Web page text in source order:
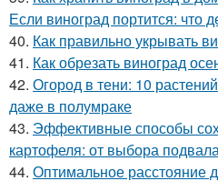
Если виноград портится: что
40. Как правильно укрывать
41. Как обрезать виноград
42. Огород в тени: 10
даже в полумраке
43. Эффективные способы
картофеля: от выбора
44. Оптимальное расстояние